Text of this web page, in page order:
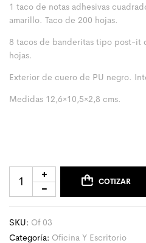
1 taco de notas adhesivas
amarillo. Taco de 200 hojas.
8 tacos de banderitas tipo post-it
hojas.
Exterior de cuero de PU negro.
Medidas 12,6×10,5×2,8 cms.
COTIZAR
SKU: Of 03
Categoría: Oficina Y Escritorio